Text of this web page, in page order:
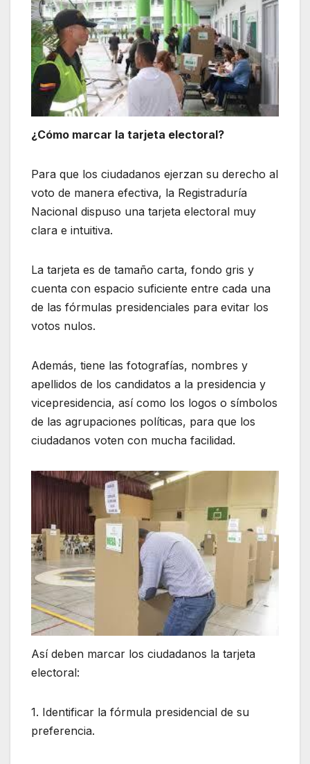
¿Cómo marcar la tarjeta electoral?
Para que los ciudadanos ejerzan su derecho al
voto de manera efectiva, la Registraduría
Nacional dispuso una tarjeta electoral muy
clara e intuitiva.
La tarjeta es de tamaño carta, fondo gris y
cuenta con espacio suficiente entre cada una
de las fórmulas presidenciales para evitar los
votos nulos.
Además, tiene las fotografías, nombres y
apellidos de los candidatos a la presidencia y
vicepresidencia, así como los logos o símbolos
de las agrupaciones políticas, para que los
ciudadanos voten con mucha facilidad.
Así deben marcar los ciudadanos la tarjeta
electoral:
1. Identificar la fórmula presidencial de su
preferencia.